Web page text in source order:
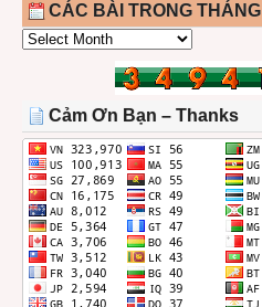
CÁC BÀI TRONG THÁNG
CÁC
THÁNG
Cảm Ơn Bạn – Thanks